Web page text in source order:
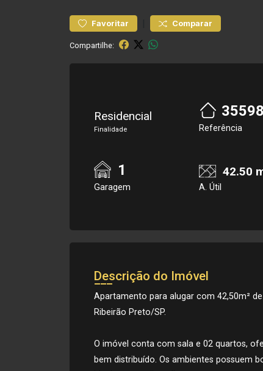
Favoritar Comparar
Compartilhe:
Residencial
Finalidade
35598
Referência
1
Garagem
42.50
A. Útil
Descrição do Imóvel
Apartamento para alugar com 42,50m²
Ribeirão Preto/SP.
O imóvel conta com sala e 02 quartos,
bem distribuído. Os ambientes possuem